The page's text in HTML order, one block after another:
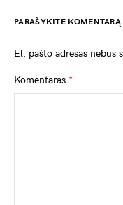
PARAŠYKITE KOMENTARĄ
El. pašto adresas nebus
Komentaras *